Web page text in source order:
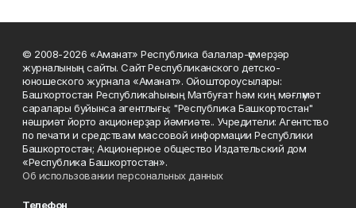
© 2008-2026 «Аманат» Республика балалар-үҫмерҙәр
журналының сайты. Сайт Республиканского детско-
юношеского журнала «Аманат». Ойоштороусылары:
Башҡортостан Республикаһының Матбуғат һәм киң мәғлүмәт
саралары буйынса агентлығы; "Республика Башкортостан"
нәшриәт йорто акционерҙар йәмғиәте.. Учредители: Агентство
по печати и средствам массовой информации Республики
Башкортостан; Акционерное общество Издательский дом
«Республика Башкортостан».
Об использовании персональных данных
Телефон